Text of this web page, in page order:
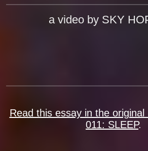
a video by SKY
Read this essay in the original
011: SLEEP.